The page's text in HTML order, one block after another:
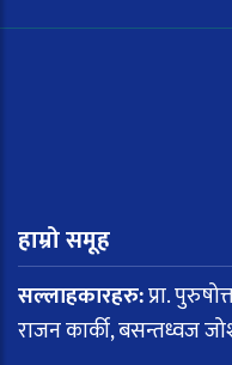
हाम्रो समूह
सल्लाहकारहरु:प्रा.
राजन कार्की, बसन्तध्वज